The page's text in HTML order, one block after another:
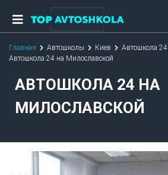
Главная Автошколы Киев
Автошкола 24
Автошкола 24 на Милославской
АВТОШКОЛА 24 НА
МИЛОСЛАВСКОЙ